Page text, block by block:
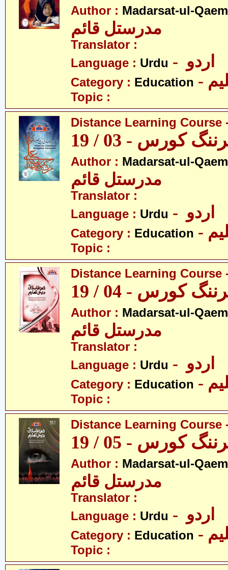
Author : Madarsat-ul-
مدرستل قائم
Translator :
Language : Urdu
Category : Education
Topic :
Distance Learning Course
کورس - 03 / 19
Author : Madarsat-ul-
مدرستل قائم
Translator :
Language : Urdu
Category : Education
Topic :
Distance Learning Course
کورس - 04 / 19
Author : Madarsat-ul-
مدرستل قائم
Translator :
Language : Urdu
Category : Education
Topic :
Distance Learning Course
کورس - 05 / 19
Author : Madarsat-ul-
مدرستل قائم
Translator :
Language : Urdu
Category : Education
Topic :